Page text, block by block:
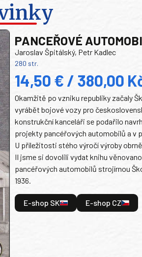
PANCEŘOVÉ
Jaroslav Špitálský, Petr Kadlec
280 str.
14,50 € / 380,00
Okamžitě po vzniku republiky začaly
vyrábět bojové vozy pro
konstrukční kanceláři se podařilo
projekty pancéřových automobilů a v
U příležitosti stého výročí výroby
II jsme si dovolili vydat knihu
pancéřových automobilů strojírnou
1936.
E-shop SK E-shop CZ